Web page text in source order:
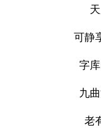
可静
字
九
老